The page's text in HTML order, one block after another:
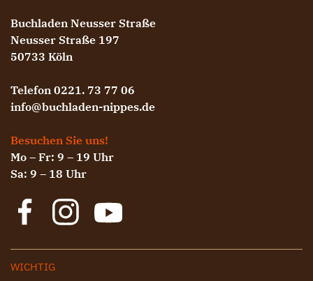
Buchladen Neusser Straße
Neusser Straße 197
50733 Köln
Telefon 0221. 73 77 06
info@buchladen-nippes.de
Besuchen Sie uns!
Mo – Fr: 9 – 19 Uhr
Sa: 9 – 18 Uhr
WICHTIG